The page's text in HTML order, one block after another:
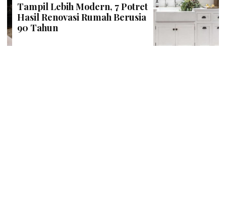
Tampil Lebih Modern, 7 Potret
Hasil Renovasi Rumah Berusia
90 Tahun